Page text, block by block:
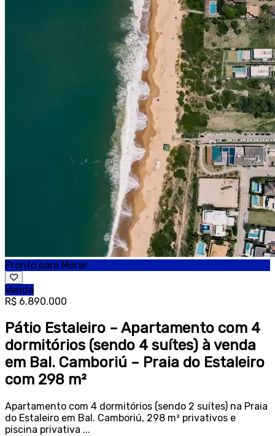
Pronto para Morar
Venda
R$ 6.890.000
Pátio Estaleiro – Apartamento com 4
dormitórios (sendo 4 suítes) à venda
em Bal. Camboriú – Praia do Estaleiro
com 298 m²
Apartamento com 4 dormitórios (sendo 2 suítes) na Praia
do Estaleiro em Bal. Camboriú, 298 m² privativos e
piscina privativa ...